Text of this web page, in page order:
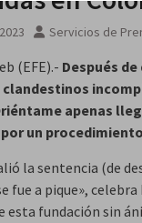
Servicios de
(EFE).- Después
apenas
un
la sentencia (de
fue a pique»,
esta fundación sin